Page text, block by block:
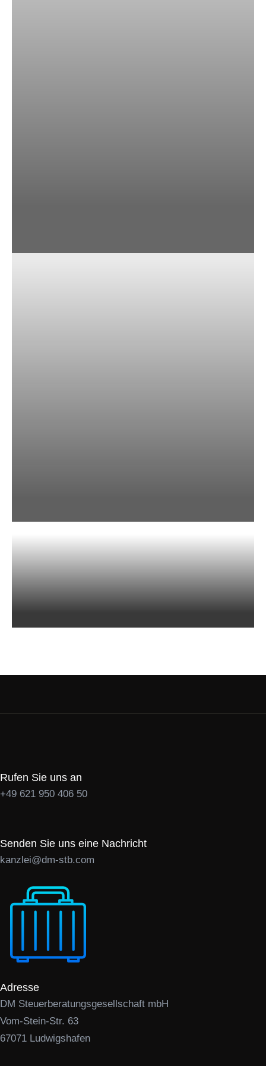
Rufen Sie uns an
+49 621 950 406 50
Senden Sie uns eine Nachricht
kanzlei@dm-stb.com
Adresse
DM Steuerberatungsgesellschaft mbH
Vom-Stein-Str. 63
67071 Ludwigshafen